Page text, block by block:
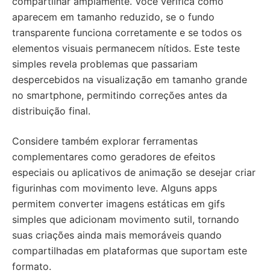
aparecem em tamanho reduzido, se o fundo
transparente funciona corretamente e se todos os
elementos visuais permanecem nítidos. Este teste
simples revela problemas que passariam
despercebidos na visualização em tamanho grande
no smartphone, permitindo correções antes da
distribuição final.
Considere também explorar ferramentas
complementares como geradores de efeitos
especiais ou aplicativos de animação se desejar criar
figurinhas com movimento leve. Alguns apps
permitem converter imagens estáticas em gifs
simples que adicionam movimento sutil, tornando
suas criações ainda mais memoráveis quando
compartilhadas em plataformas que suportam este
formato.